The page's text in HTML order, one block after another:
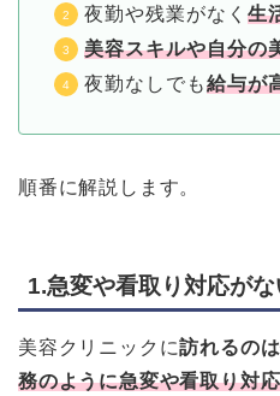
夜勤や残業がなく 生
美容スキルや自分の
夜勤なしでも給与が
順番に解説します。
1.急変や看取り対応がな
美容クリニックに訪れるの
務のように急変や看取り対